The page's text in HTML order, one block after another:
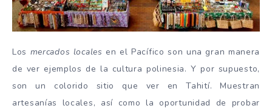
Los mercados locales en el Pacífico son una gran manera
de ver ejemplos de la cultura polinesia. Y por supuesto,
son un colorido sitio que ver en Tahití. Muestran
artesanías locales, así como la oportunidad de probar